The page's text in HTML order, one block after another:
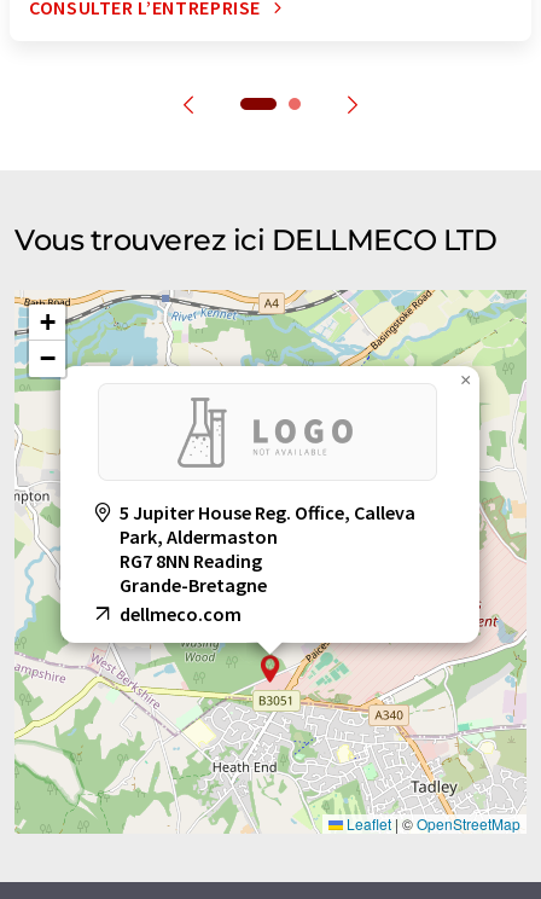
CONSULTER L’ENTREPRISE
Vous trouverez ici DELLMECO LTD
5 Jupiter House Reg. Office, Calleva
Park, Aldermaston
RG7 8NN Reading
Grande-Bretagne
dellmeco.com
×
+
−
Leaflet | ©OpenStreetMap